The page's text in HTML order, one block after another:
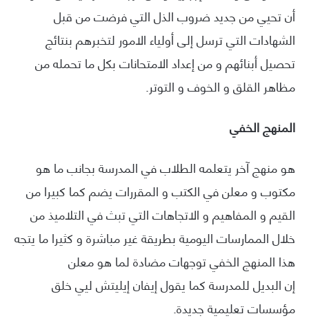
أن تحيي من جديد ضروب الذل التي فرضت من قبل
الشهادات التي ترسل إلى أولياء الامور لتخبرهم بنتائج
تحصيل أبنائهم و من إعداد الامتحانات بكل ما تحمله من
مظاهر القلق و الخوف و التوتر.
المنهج الخفي
هو منهج آخر يتعلمه الطلاب في المدرسة بجانب ما هو
مكتوب و معلن في الكتب و المقررات يضم كما كبيرا من
القيم و المفاهيم و الاتجاهات التي تبث في التلاميذ من
خلال الممارسات اليومية بطريقة غير مباشرة و كثيرا ما يتجه
هذا المنهج الخفي توجهات مضادة لما هو معلن
إن البديل للمدرسة كما يقول إيفان إيليتش ليي خلق
مؤسسات تعليمية جديدة.